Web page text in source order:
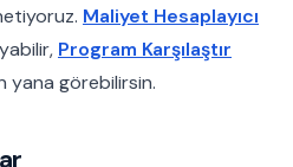
Maliyet Hesaplayıcı
Program Karşılaştır
yana görebilirsin.